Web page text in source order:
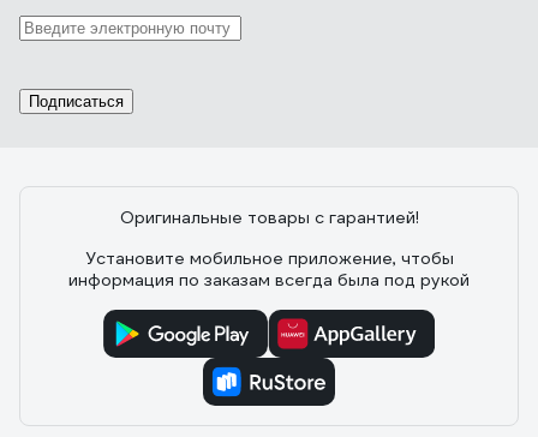
Подписаться
Оригинальные товары с гарантией!
Установите мобильное приложение, чтобы
информация по заказам всегда была под рукой